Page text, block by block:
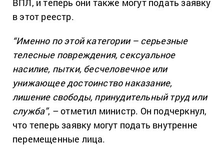
ВПЛ, и теперь они также могут подать заявку
в этот реестр.
“Именно по этой категории – серьезные
телесные повреждения, сексуальное
насилие, пытки, бесчеловечное или
унижающее достоинство наказание,
лишение свободы, принудительный труд или
служба”, – отметил министр. Он подчеркнул,
что теперь заявку могут подать внутренне
перемещенные лица.